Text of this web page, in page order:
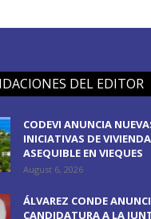
DEL EDITOR
CODEVI ANUNCIA
INICIATIVAS DE VIVIENDA
ASEQUIBLE EN VIEQUES
August 6, 2026
ÁLVAREZ CONDE
CANDIDATURA A LA